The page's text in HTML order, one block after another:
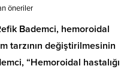
öneriler
Bademci, hemoroidal
tarzının değiştirilmesinin
“Hemoroidal hastalığı